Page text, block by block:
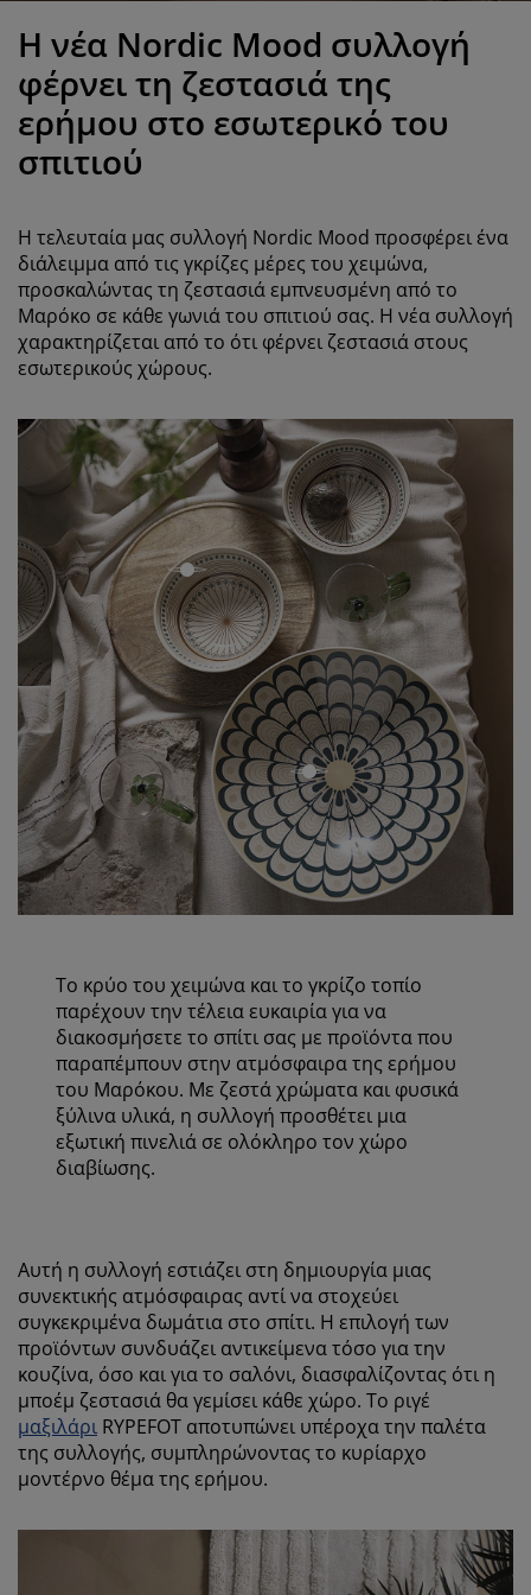
υπνοδωματίου
κρεβατιού
κρεβατιού
στρώματα
κρεβάτια
επίπλων
εξωτερικού χώρου
σπιτιού
δωμάτιο
πλυντηρίου
Η νέα Nordic Mood συλλογή
φέρνει τη ζεστασιά της
ερήμου στο εσωτερικό του
σπιτιού
Η τελευταία μας συλλογή Nordic Mood προσφέρει ένα
διάλειμμα από τις γκρίζες μέρες του χειμώνα,
προσκαλώντας τη ζεστασιά εμπνευσμένη από το
Μαρόκο σε κάθε γωνιά του σπιτιού σας. Η νέα συλλογή
χαρακτηρίζεται από το ότι φέρνει ζεστασιά στους
εσωτερικούς χώρους.
open
open
Το κρύο του χειμώνα και το γκρίζο τοπίο
παρέχουν την τέλεια ευκαιρία για να
διακοσμήσετε το σπίτι σας με προϊόντα που
παραπέμπουν στην ατμόσφαιρα της ερήμου
του Μαρόκου. Με ζεστά χρώματα και φυσικά
ξύλινα υλικά, η συλλογή προσθέτει μια
εξωτική πινελιά σε ολόκληρο τον χώρο
διαβίωσης.
Αυτή η συλλογή εστιάζει στη δημιουργία μιας
συνεκτικής ατμόσφαιρας αντί να στοχεύει
συγκεκριμένα δωμάτια στο σπίτι. Η επιλογή των
προϊόντων συνδυάζει αντικείμενα τόσο για την
κουζίνα, όσο και για το σαλόνι, διασφαλίζοντας ότι η
μποέμ ζεστασιά θα γεμίσει κάθε χώρο. Το ριγέ
μαξιλάρι RYPEFOT αποτυπώνει υπέροχα την παλέτα
της συλλογής, συμπληρώνοντας το κυρίαρχο
μοντέρνο θέμα της ερήμου.